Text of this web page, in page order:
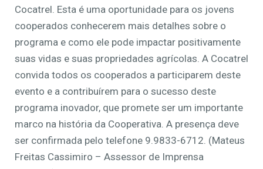
Cocatrel. Esta é uma oportunidade para os jovens
cooperados conhecerem mais detalhes sobre o
programa e como ele pode impactar positivamente
suas vidas e suas propriedades agrícolas. A Cocatrel
convida todos os cooperados a participarem deste
evento e a contribuírem para o sucesso deste
programa inovador, que promete ser um importante
marco na história da Cooperativa. A presença deve
ser confirmada pelo telefone 9.9833-6712. (Mateus
Freitas Cassimiro – Assessor de Imprensa